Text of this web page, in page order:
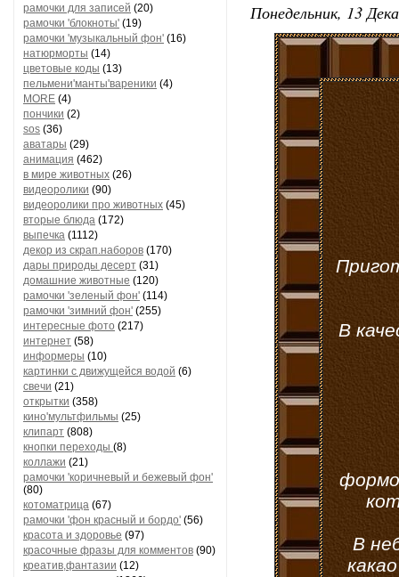
рамочки для записей (20)
рамочки 'блокноты' (19)
рамочки 'музыкальный фон' (16)
натюрморты (14)
цветовые коды (13)
пельмени'манты'вареники (4)
MORE (4)
пончики (2)
sos (36)
аватары (29)
анимация (462)
в мире животных (26)
видеоролики (90)
видеоролики про животных (45)
вторые блюда (172)
выпечка (1112)
декор из скрап.наборов (170)
дары природы десерт (31)
домашние животные (120)
рамочки 'зеленый фон' (114)
рамочки 'зимний фон' (255)
интересные фото (217)
интернет (58)
информеры (10)
картинки с движущейся водой (6)
свечи (21)
открытки (358)
кино'мультфильмы (25)
клипарт (808)
кнопки переходы (8)
коллажи (21)
рамочки 'коричневый и бежевый фон'
(80)
котоматрица (67)
рамочки 'фон красный и бордо' (56)
красота и здоровье (97)
красочные фразы для комментов (90)
креатив,фантазии (12)
Понедельник, 13
В
В